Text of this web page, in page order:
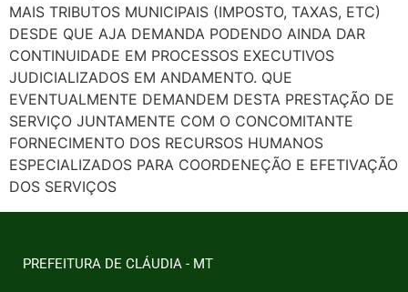
MAIS TRIBUTOS MUNICIPAIS (IMPOSTO, TAXAS, ETC)
DESDE QUE AJA DEMANDA PODENDO AINDA DAR
CONTINUIDADE EM PROCESSOS EXECUTIVOS
JUDICIALIZADOS EM ANDAMENTO. QUE
EVENTUALMENTE DEMANDEM DESTA PRESTAÇÃO DE
SERVIÇO JUNTAMENTE COM O CONCOMITANTE
FORNECIMENTO DOS RECURSOS HUMANOS
ESPECIALIZADOS PARA COORDENEÇÃO E EFETIVAÇÃO
DOS SERVIÇOS
PREFEITURA DE CLÁUDIA - MT